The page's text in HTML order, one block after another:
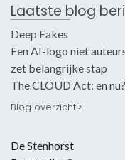
Laatste blog
Deep Fakes
Een AI-logo niet
zet belangrijke stap
The CLOUD Act: en nu?
Blog overzicht
De Stenhorst